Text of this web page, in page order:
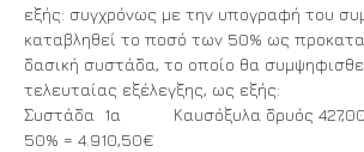
εξής: συγχρόνως με την υπογραφή του
καταβληθεί το ποσό των 50% ως
δασική συστάδα, το οποίο θα
τελευταίας εξέλεγξης, ως εξής:
Συστάδα 1α Καυσόξυλα δρυός 427,00
50% = 4.910,50€